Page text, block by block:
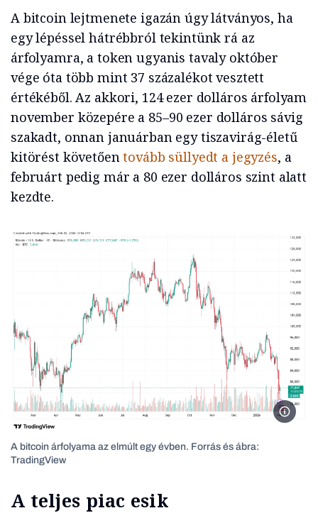
A bitcoin lejtmenete igazán úgy látványos, ha
egy lépéssel hátrébbról tekintünk rá az
árfolyamra, a token ugyanis tavaly október
vége óta több mint 37 százalékot vesztett
értékéből. Az akkori, 124 ezer dolláros árfolyam
november közepére a 85–90 ezer dolláros sávig
szakadt, onnan januárban egy tiszavirág-életű
kitörést követőentovább süllyedt a jegyzés, a
februárt pedig már a 80 ezer dolláros szint alatt
kezdte.
Fotó:
A bitcoin árfolyama az elmúlt egy évben. Forrás és ábra:
TradingView
A teljes piac esik